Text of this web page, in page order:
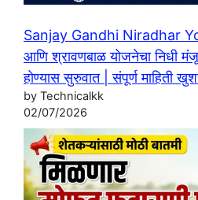
Sanjay Gandhi Niradhar
आणि श्रावणबाळ योजनेचा निधी
होण्यास सुरुवात | संपूर्ण माहिती
by Technicalkk
02/07/2026